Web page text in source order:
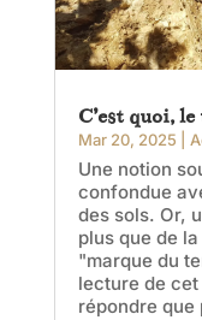
C’est quoi,
Mar 20, 2025
Une notion
confondue
des sols. Or,
plus que de
"marque du
lecture de
répondre que